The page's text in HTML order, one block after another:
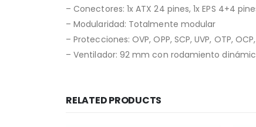
– Conectores: 1x ATX 24 pines, 1x EPS 4+4
– Modularidad: Totalmente modular
– Protecciones: OVP, OPP, SCP, UVP, OTP,
– Ventilador: 92 mm con rodamiento
RELATED PRODUCTS